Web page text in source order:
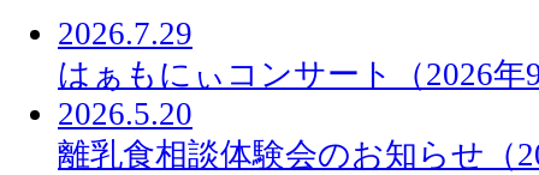
2026.7.29
はぁもにぃコンサート（2026年
2026.5.20
離乳食相談体験会のお知らせ（